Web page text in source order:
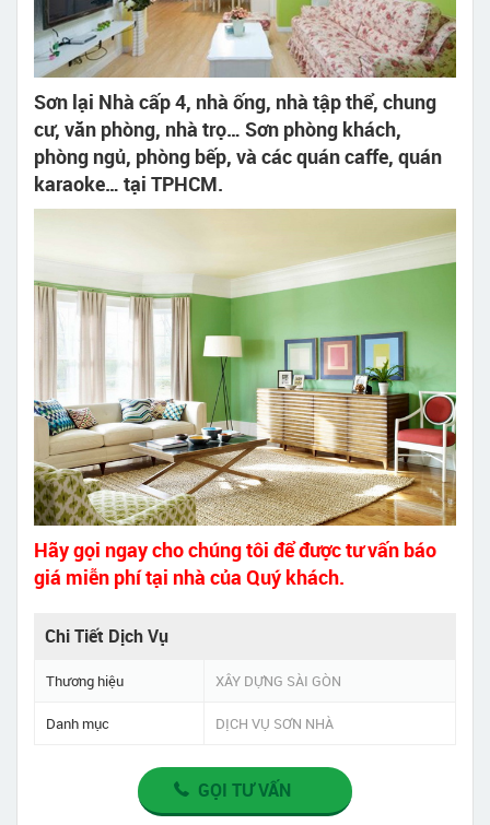
Sơn lại Nhà cấp 4, nhà ống, nhà tập thể, chung
cư, văn phòng, nhà trọ… Sơn phòng khách,
phòng ngủ, phòng bếp, và các quán caffe, quán
karaoke… tại TPHCM.
Hãy gọi ngay cho chúng tôi để được tư vấn báo
giá miễn phí tại nhà của Quý khách.
Chi Tiết Dịch Vụ
Thương hiệu XÂY DỰNG SÀI GÒN
Danh mục DỊCH VỤ SƠN NHÀ
GỌI TƯ VẤN